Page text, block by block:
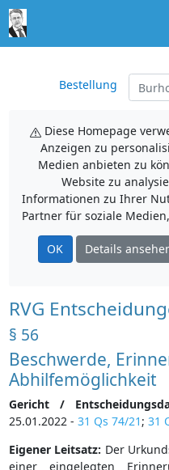
Bestellung
Diese Homepage
Anzeigen zu
Medien anbieten zu
Website zu
Informationen zu Ihrer
Partner für soziale
OK Details
RVG
§ 56
Beschwerde,
Abhilfemöglichkeit
Gericht /
25.01.2022 - 31 Qs 74/21 ; 31
Eigener Leitsatz: Der
einer eingelegten